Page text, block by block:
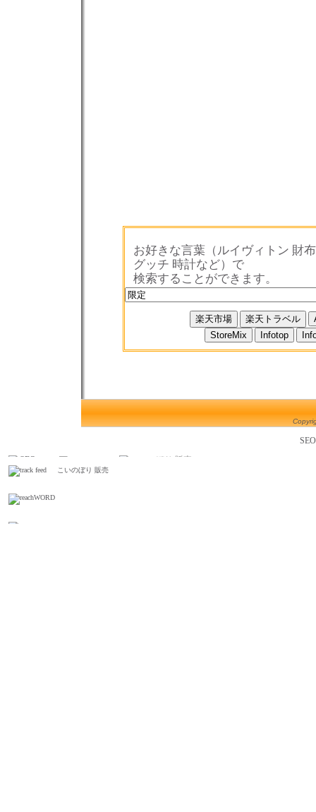
お好きな言葉（ルイヴィトン 財
グッチ 時計など）で
検索することができます。
こいのぼり 販売